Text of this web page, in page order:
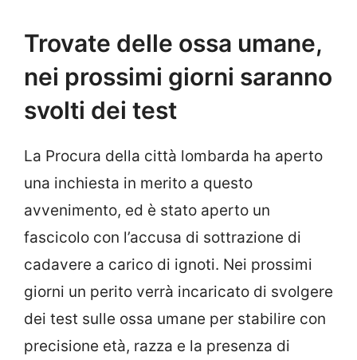
Trovate delle ossa umane,
nei prossimi giorni saranno
svolti dei test
La Procura della città lombarda ha aperto
una inchiesta in merito a questo
avvenimento, ed è stato aperto un
fascicolo con l’accusa di sottrazione di
cadavere a carico di ignoti. Nei prossimi
giorni un perito verrà incaricato di svolgere
dei test sulle ossa umane per stabilire con
precisione età, razza e la presenza di